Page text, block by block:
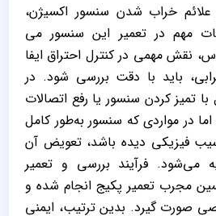
خراب شدن سنسور اکسیژن،
مهم در تعمیر این سنسور می
نقش مهمی در کنترل احتراق ایفا
باید با دقت بررسی شود. در
تمیز کردن سنسور یا رفع اتصالات
در مواردی که سنسور به‌طور کامل
فیزیکی دیده باشد، تعویض آن
می‌شود. فرآیند بررسی و تعمیر
مجرب تعمیر پکیج انجام شده و
صورت گیرد. بدین ترتیب، ایمنی